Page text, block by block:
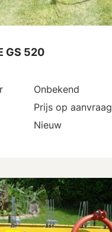
GS 520
Onbekend
Prijs op aanvraag
Nieuw